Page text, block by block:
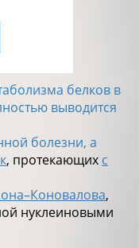
белков в
выводится
болезни, а
, протекающих с
,
нуклеиновыми